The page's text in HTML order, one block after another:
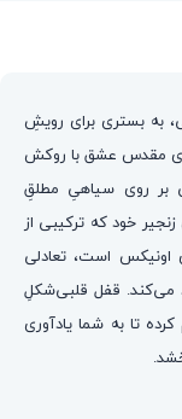
به بستری برای رویشِ
مقدس عشق با روکش
بر روی سیاهیِ مطلقِ
خود که ترکیبی از
است، تعادلی
می‌کند. قفل قلبی‌شکلِ
تا به شما یادآوری